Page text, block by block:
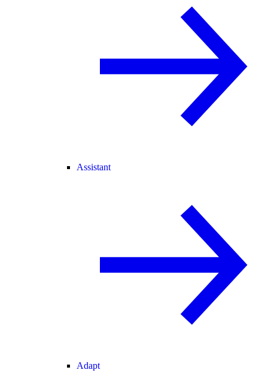
Assistant
Adapt